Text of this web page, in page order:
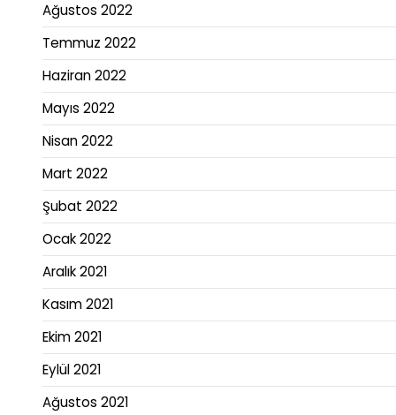
Ağustos 2022
Temmuz 2022
Haziran 2022
Mayıs 2022
Nisan 2022
Mart 2022
Şubat 2022
Ocak 2022
Aralık 2021
Kasım 2021
Ekim 2021
Eylül 2021
Ağustos 2021